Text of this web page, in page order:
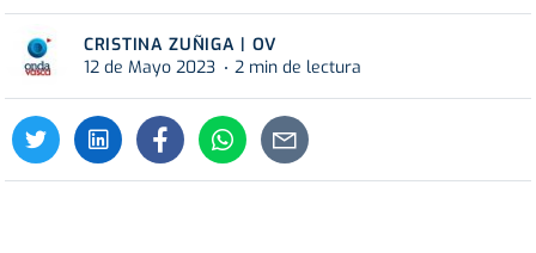
CRISTINA ZUÑIGA | OV
12 de Mayo 2023
2 min de lectura